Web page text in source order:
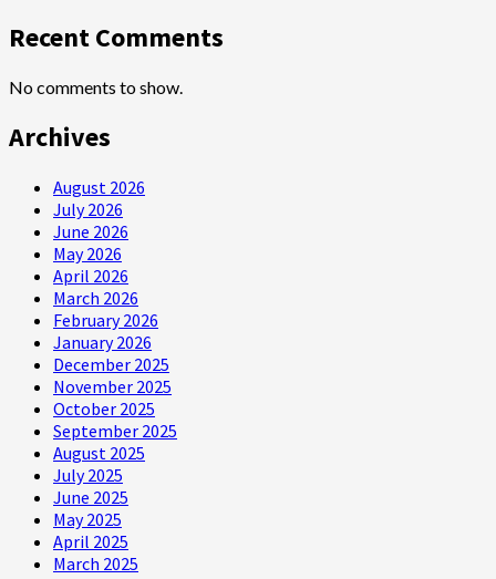
Recent Comments
No comments to show.
Archives
August 2026
July 2026
June 2026
May 2026
April 2026
March 2026
February 2026
January 2026
December 2025
November 2025
October 2025
September 2025
August 2025
July 2025
June 2025
May 2025
April 2025
March 2025